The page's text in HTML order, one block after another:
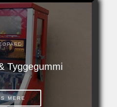
Tyggegummi
MERE